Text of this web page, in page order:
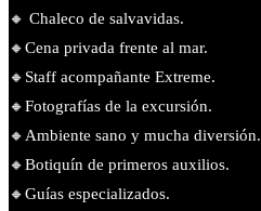
🔸 Chaleco de salvavidas.
🔸️Cena privada frente al mar.
🔸️Staff acompañante Extreme.
🔸️Fotografías de la excursión.
🔸️Ambiente sano y mucha diversión.
🔸️Botiquín de primeros auxilios.
🔸️Guías especializados.